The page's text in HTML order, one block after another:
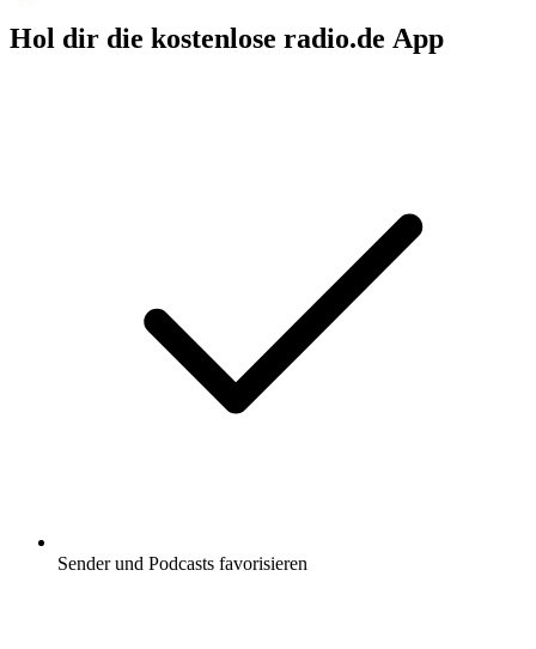
Hol dir die kostenlose radio.de App
Sender und Podcasts favorisieren